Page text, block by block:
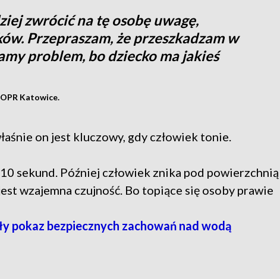
zwrócić na tę osobę uwagę,
Przepraszam, że przeszkadzam w
problem, bo dziecko ma jakieś
Katowice.
on jest kluczowy, gdy człowiek tonie.
sekund. Później człowiek znika pod powierzchnią
wzajemna czujność. Bo topiące się osoby prawie
pokaz bezpiecznych zachowań nad wodą